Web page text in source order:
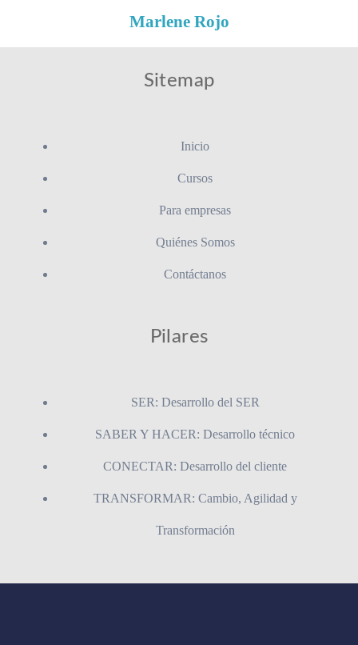
MarleneRojo
Sitemap
Inicio
Cursos
Para empresas
Quiénes Somos
Contáctanos
Pilares
SER: Desarrollo del SER
SABER Y HACER: Desarrollo técnico
CONECTAR: Desarrollo del cliente
TRANSFORMAR: Cambio, Agilidad y
Transformación